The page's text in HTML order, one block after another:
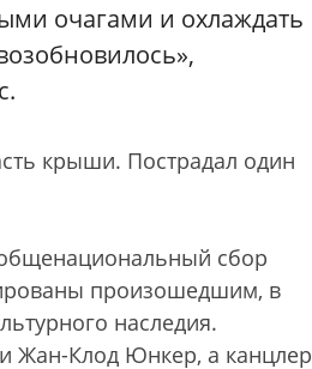
очагами и охлаждать
крыши. Пострадал один
сбор
произошедшим, в
наследия.
Жан-Клод Юнкер, а канцлер